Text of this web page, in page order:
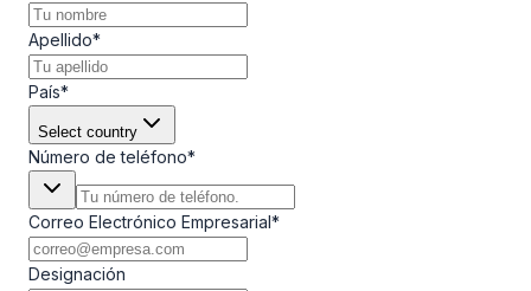
Apellido*
País*
Select country
Número de teléfono*
Correo Electrónico Empresarial*
Designación